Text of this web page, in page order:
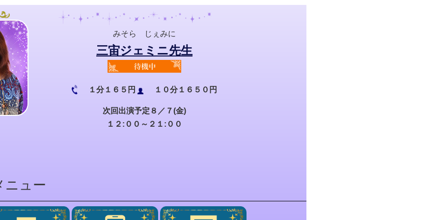
みそら じぇみに
三宙ジェミニ先生
１分１６５円 １０分１６５０円
次回出演予定８／７(金)
１２:００～２１:００
ニュー